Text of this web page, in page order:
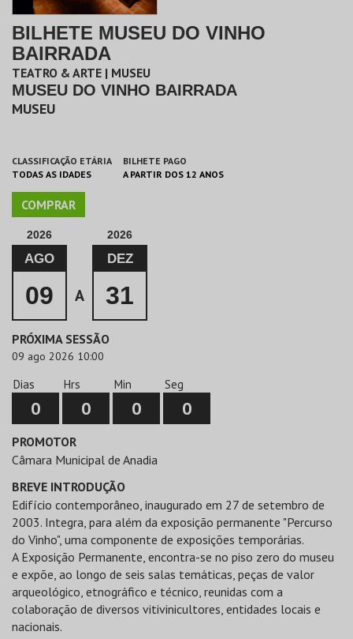
BILHETE MUSEU DO VINHO
BAIRRADA
TEATRO & ARTE | MUSEU
MUSEU DO VINHO BAIRRADA
MUSEU
CLASSIFICAÇÃO ETÁRIA
TODAS AS IDADES
BILHETE PAGO
A PARTIR DOS 12 ANOS
COMPRAR
2026
AGO
09 A
2026
DEZ
31
PRÓXIMA SESSÃO
09 ago 2026 10:00
Dias
0
Hrs
0
Min
0
Seg
0
PROMOTOR
Câmara Municipal de Anadia
BREVE INTRODUÇÃO
Edifício contemporâneo, inaugurado em 27 de setembro de
2003. Integra, para além da exposição permanente "Percurso
do Vinho", uma componente de exposições temporárias.
A Exposição Permanente, encontra-se no piso zero do museu
e expõe, ao longo de seis salas temáticas, peças de valor
arqueológico, etnográfico e técnico, reunidas com a
colaboração de diversos vitivinicultores, entidades locais e
nacionais.